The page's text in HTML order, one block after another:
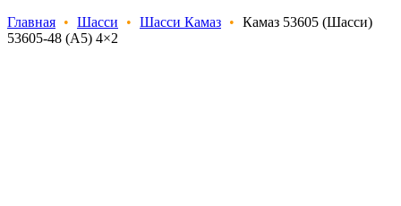
Главная • Шасси • Шасси Камаз • Камаз 53605 (Шасси)
53605-48 (A5) 4×2